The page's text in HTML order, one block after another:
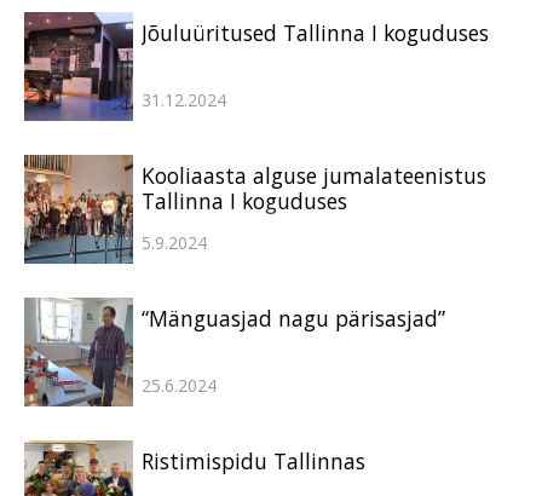
Jõuluüritused Tallinna I koguduses
31.12.2024
Kooliaasta alguse jumalateenistus
Tallinna I koguduses
5.9.2024
“Mänguasjad nagu pärisasjad”
25.6.2024
Ristimispidu Tallinnas